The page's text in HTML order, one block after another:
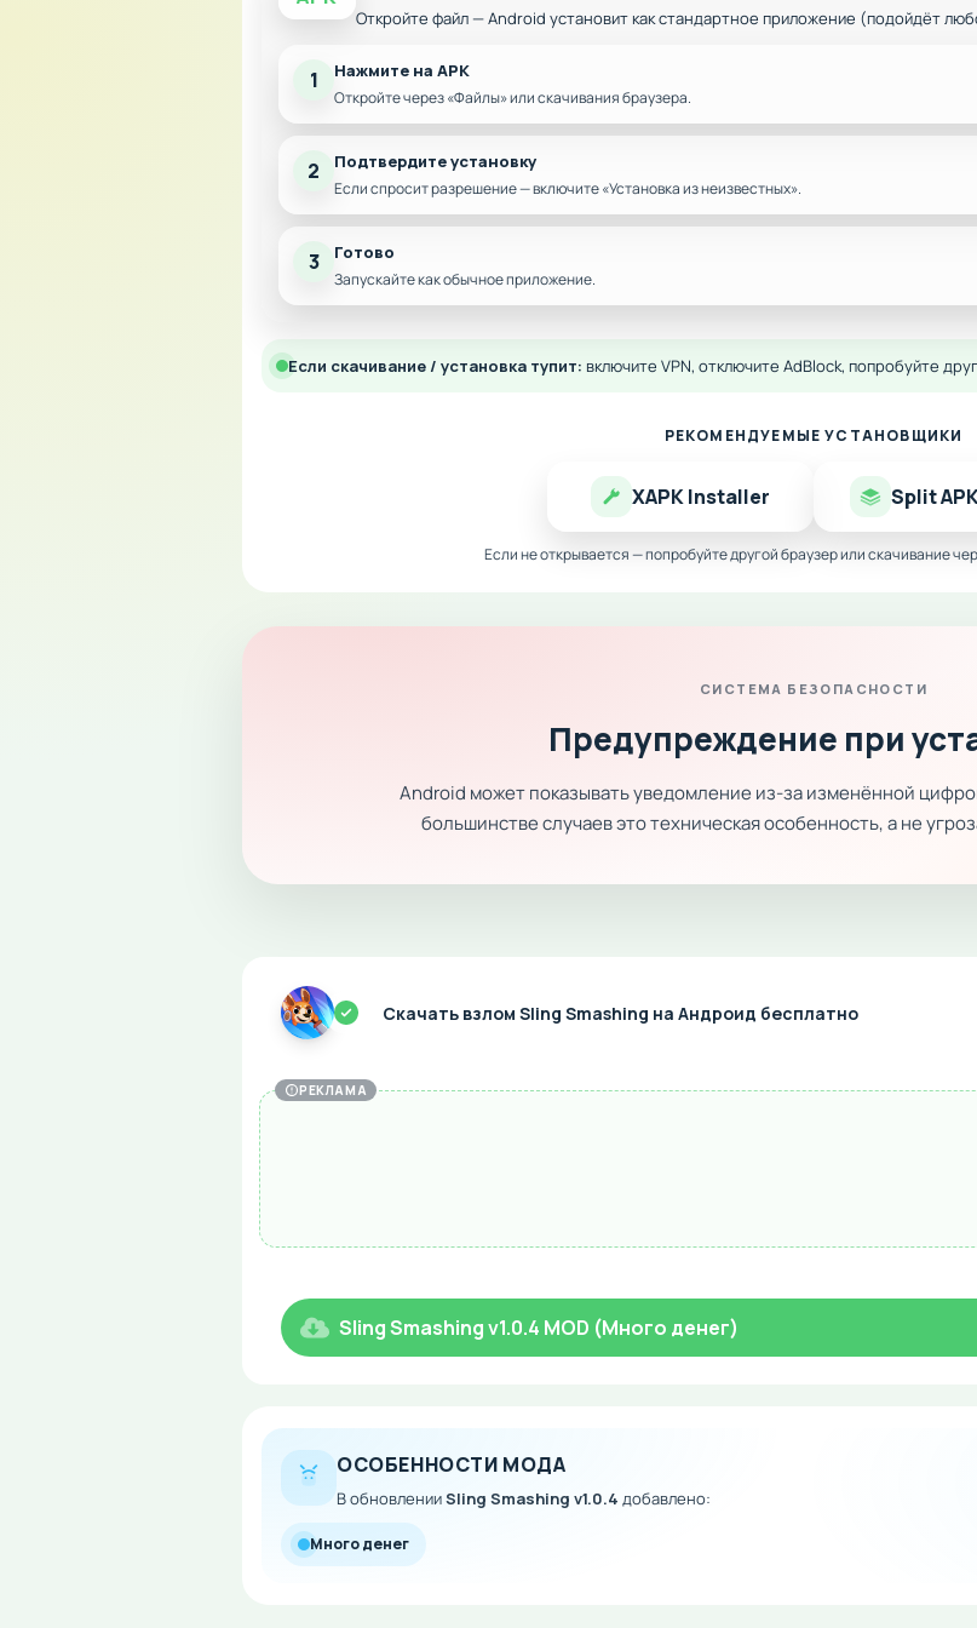
Откройте файл — Android установит как стандартное приложение (подойдёт
1 Нажмите на APK
Откройте через «Файлы» или скачивания браузера.
2 Подтвердите установку
Если спросит разрешение — включите «Установка из неизвестных».
3 Готово
Запускайте как обычное приложение.
Если скачивание / установка тупит: включите VPN, отключите AdBlock, попробуйте
РЕКОМЕНДУЕМЫЕ УСТАНОВЩИКИ
XAPK Installer Split
Если не открывается — попробуйте другой браузер или скачивание
СИСТЕМА БЕЗОПАСНОСТИ
Предупреждение при
Android может показывать уведомление из-за изменённой
большинстве случаев это техническая особенность, а не
Скачать взлом Sling Smashing на Андроид бесплатно
РЕКЛАМА
Sling Smashing v1.0.4 MOD (Много денег)
ОСОБЕННОСТИ МОДА
В обновленииSling Smashing v1.0.4 добавлено:
Много денег